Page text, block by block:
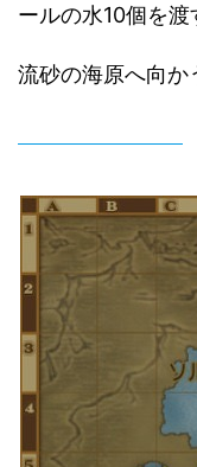
ールの水10個を渡
流砂の海原へ向か